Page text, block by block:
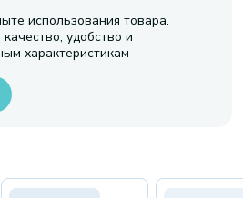
использования товара.
удобство и
характеристикам